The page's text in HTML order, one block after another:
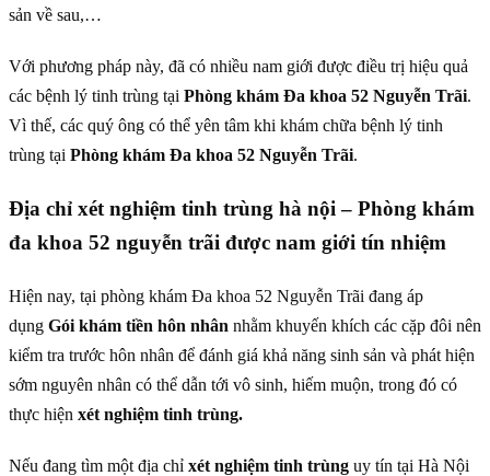
sản về sau,…
Với phương pháp này, đã có nhiều nam giới được điều trị hiệu quả
các bệnh lý tinh trùng tại Phòng khám Đa khoa 52 Nguyễn Trãi.
Vì thế, các quý ông có thể yên tâm khi khám chữa bệnh lý tinh
trùng tại Phòng khám Đa khoa 52 Nguyễn Trãi.
Địa chỉ xét nghiệm tinh trùng hà nội – Phòng khám
đa khoa 52 nguyễn trãi được nam giới tín nhiệm
Hiện nay, tại phòng khám Đa khoa 52 Nguyễn Trãi đang áp
dụng Gói khám tiền hôn nhân nhằm khuyến khích các cặp đôi nên
kiểm tra trước hôn nhân để đánh giá khả năng sinh sản và phát hiện
sớm nguyên nhân có thể dẫn tới vô sinh, hiếm muộn, trong đó có
thực hiện xét nghiệm tinh trùng.
Nếu đang tìm một địa chỉ xét nghiệm tinh trùng uy tín tại Hà Nội